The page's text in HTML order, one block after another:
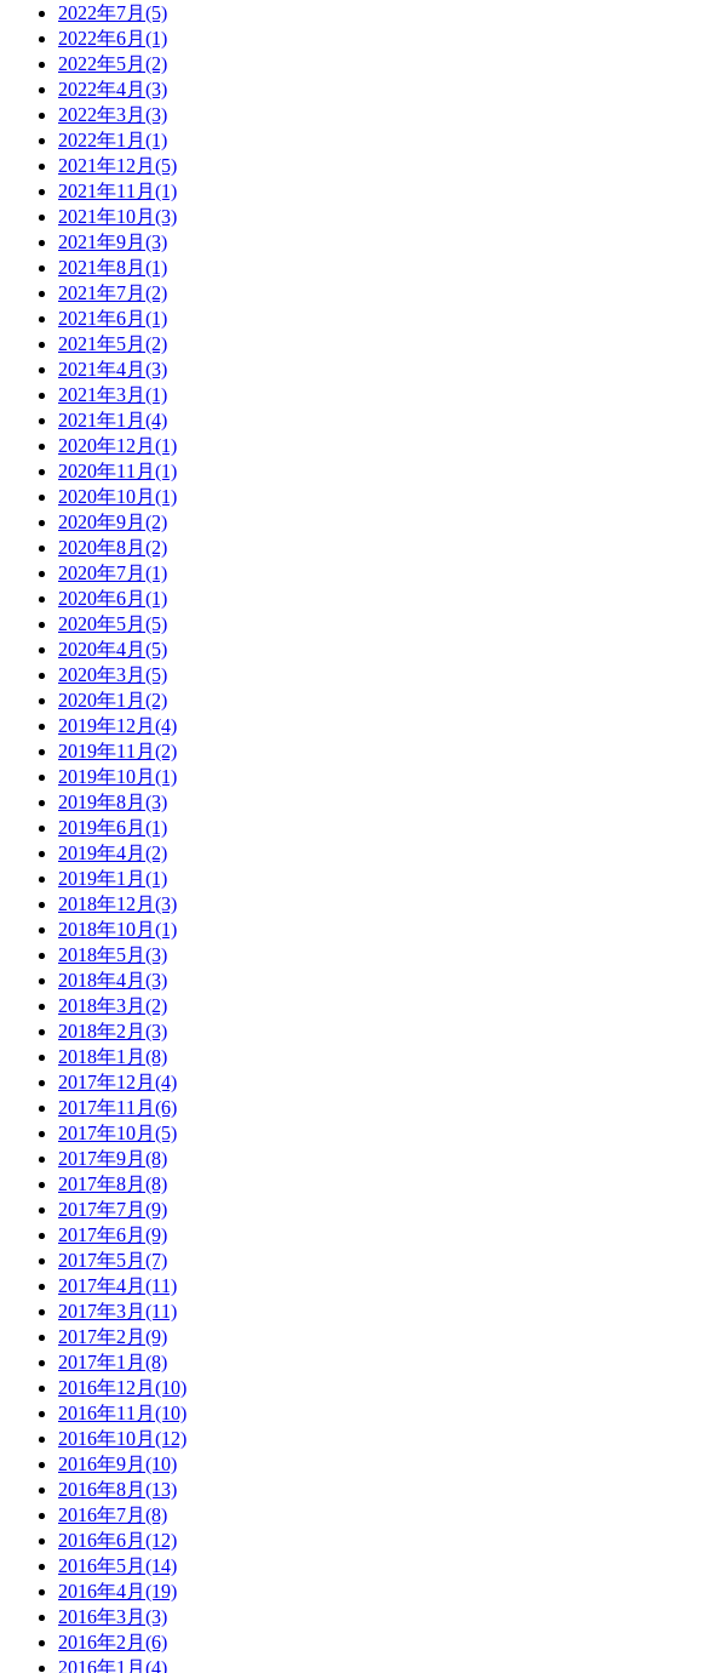
2022年7月(5)
2022年6月(1)
2022年5月(2)
2022年4月(3)
2022年3月(3)
2022年1月(1)
2021年12月(5)
2021年11月(1)
2021年10月(3)
2021年9月(3)
2021年8月(1)
2021年7月(2)
2021年6月(1)
2021年5月(2)
2021年4月(3)
2021年3月(1)
2021年1月(4)
2020年12月(1)
2020年11月(1)
2020年10月(1)
2020年9月(2)
2020年8月(2)
2020年7月(1)
2020年6月(1)
2020年5月(5)
2020年4月(5)
2020年3月(5)
2020年1月(2)
2019年12月(4)
2019年11月(2)
2019年10月(1)
2019年8月(3)
2019年6月(1)
2019年4月(2)
2019年1月(1)
2018年12月(3)
2018年10月(1)
2018年5月(3)
2018年4月(3)
2018年3月(2)
2018年2月(3)
2018年1月(8)
2017年12月(4)
2017年11月(6)
2017年10月(5)
2017年9月(8)
2017年8月(8)
2017年7月(9)
2017年6月(9)
2017年5月(7)
2017年4月(11)
2017年3月(11)
2017年2月(9)
2017年1月(8)
2016年12月(10)
2016年11月(10)
2016年10月(12)
2016年9月(10)
2016年8月(13)
2016年7月(8)
2016年6月(12)
2016年5月(14)
2016年4月(19)
2016年3月(3)
2016年2月(6)
2016年1月(4)